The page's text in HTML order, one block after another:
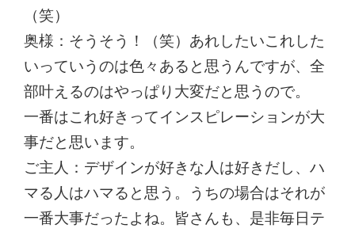
（笑）
奥様：そうそう！（笑）あれしたいこれした
いっていうのは色々あると思うんですが、全
部叶えるのはやっぱり大変だと思うので。
一番はこれ好きってインスピレーションが大
事だと思います。
ご主人：デザインが好きな人は好きだし、ハ
マる人はハマると思う。うちの場合はそれが
一番大事だったよね。皆さんも、是非毎日テ